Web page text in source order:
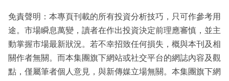
免責聲明：本專頁刊載的所有投資分析技巧，只可作參考用
途。市場瞬息萬變，讀者在作出投資決定前理應審慎，並主
動掌握市場最新狀況。若不幸招致任何損失，概與本刊及相
關作者無關。而本集團旗下網站或社交平台的網誌內容及觀
點，僅屬筆者個人意見，與新傳媒立場無關。本集團旗下網